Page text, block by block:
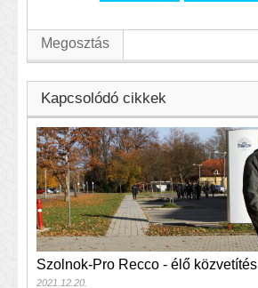
Megosztás
Kapcsolódó cikkek
Szolnok-Pro Recco - élő közvetítés
2021.12.20.